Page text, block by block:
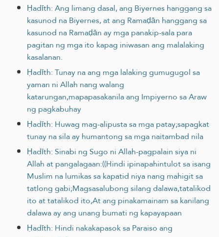
Ḥadīth: Ang limang dasal, ang Biyernes hanggang sa
kasunod na Biyernes, at ang Ramaḍān hanggang sa
kasunod na Ramaḍān ay mga panakip-sala para
pagitan ng mga ito kapag iniwasan ang malalaking
kasalanan.
Ḥadīth: Tunay na ang mga lalaking gumugugol sa
yaman ni Allah nang walang
katarungan,mapapasakanila ang Impiyerno sa Araw
ng pagkabuhay
Ḥadīth: Huwag mag-alipusta sa mga patay;sapagkat
tunay na sila ay humantong sa mga naitambad nila
Ḥadīth: Sinabi ng Sugo ni Allah-pagpalain siya ni
Allah at pangalagaan:((Hindi ipinapahintulot sa isang
Muslim na lumikas sa kapatid niya nang mahigit sa
tatlong gabi;Magsasalubong silang dalawa,tatalikod
ito at tatalikod ito,At ang pinakamainam sa kanilang
dalawa ay ang unang bumati ng kapayapaan
Ḥadīth: Hindi nakakapasok sa Paraiso ang